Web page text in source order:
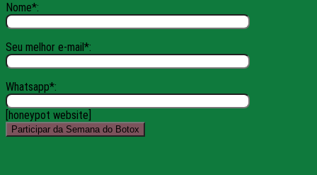
Nome*:
Seu melhor e-mail*:
Whatsapp*:
[honeypot website]